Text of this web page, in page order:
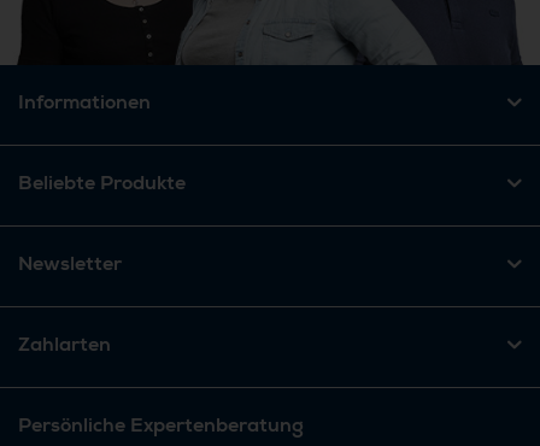
Informationen
Beliebte Produkte
Newsletter
Zahlarten
Persönliche Expertenberatung